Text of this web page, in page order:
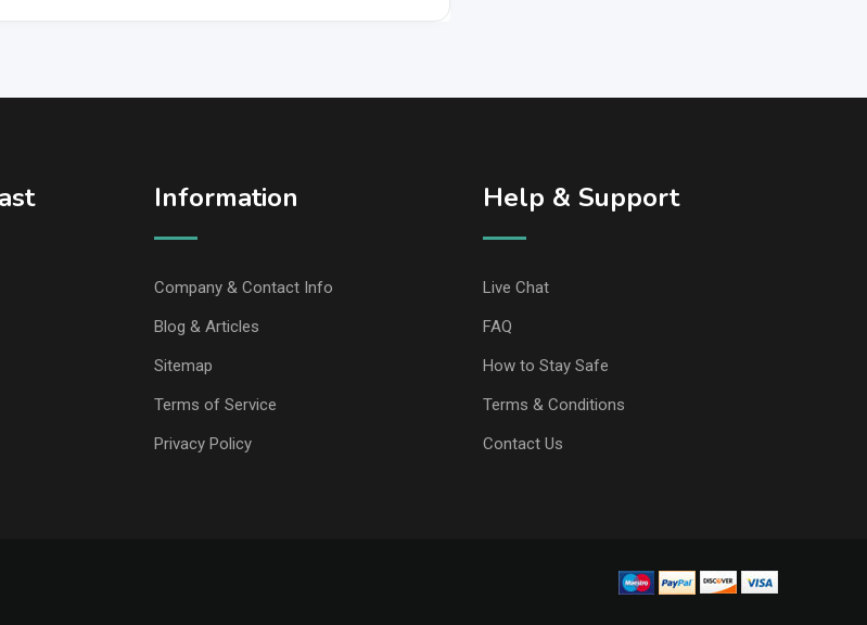
Information
Company & Contact Info
Blog & Articles
Sitemap
Terms of Service
Privacy Policy
Help & Support
Live Chat
FAQ
How to Stay Safe
Terms & Conditions
Contact Us